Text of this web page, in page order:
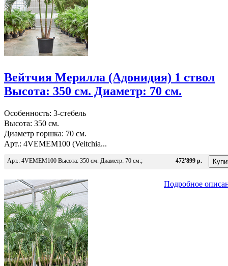
Вейтчия Мерилла (Адонидия) 1 ствол
Высота: 350 см. Диаметр: 70 см.
Особенность: 3-стебель
Высота: 350 см.
Диаметр горшка: 70 см.
Арт.: 4VEMEM100 (Veitchia...
Арт.: 4VEMEM100 Высота: 350 см. Диаметр: 70 см.; 472'899 р.
Подробное